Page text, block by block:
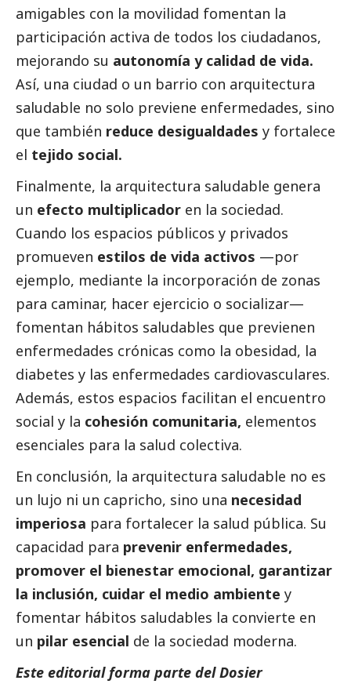
amigables con la movilidad fomentan la
participación activa de todos los ciudadanos,
mejorando su autonomía y calidad de vida.
Así, una ciudad o un barrio con arquitectura
saludable no solo previene enfermedades, sino
que también reduce desigualdades y fortalece
el tejido social.
Finalmente, la arquitectura saludable genera
un efecto multiplicador en la sociedad.
Cuando los espacios públicos y privados
promueven estilos de vida activos —por
ejemplo, mediante la incorporación de zonas
para caminar, hacer ejercicio o socializar—
fomentan hábitos saludables que previenen
enfermedades crónicas como la obesidad, la
diabetes y las enfermedades cardiovasculares.
Además, estos espacios facilitan el encuentro
social y la cohesión comunitaria, elementos
esenciales para la salud colectiva.
En conclusión, la arquitectura saludable no es
un lujo ni un capricho, sino una necesidad
imperiosa para fortalecer la salud pública. Su
capacidad para prevenir enfermedades,
promover el bienestar emocional, garantizar
la inclusión, cuidar el medio ambiente y
fomentar hábitos saludables la convierte en
un pilar esencial de la sociedad moderna.
Este editorial forma parte del Dosier